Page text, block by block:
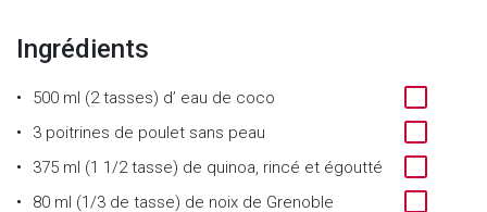
Ingrédients
500 ml (2 tasses) d’ eau de coco
3 poitrines de poulet sans peau
375 ml (1 1/2 tasse) de quinoa, rincé et égoutté
80 ml (1/3 de tasse) de noix de Grenoble